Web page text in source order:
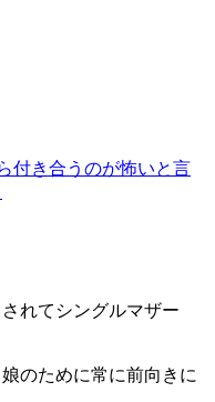
付き合うのが怖いと言
れてシングルマザー
のために常に前向きに